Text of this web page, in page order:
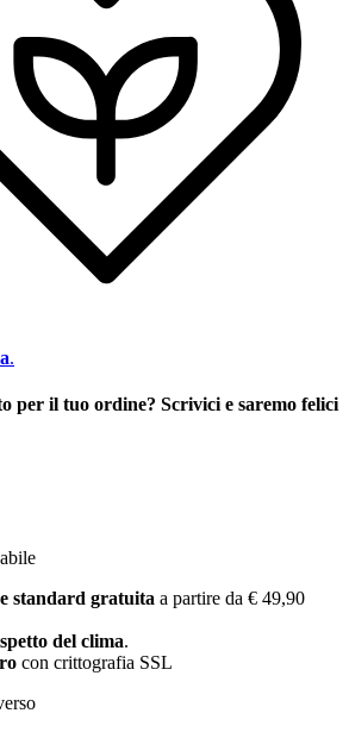
.
per il tuo ordine? Scrivici e saremo felici
standard gratuita a partire da € 49,90
del clima.
con crittografia SSL